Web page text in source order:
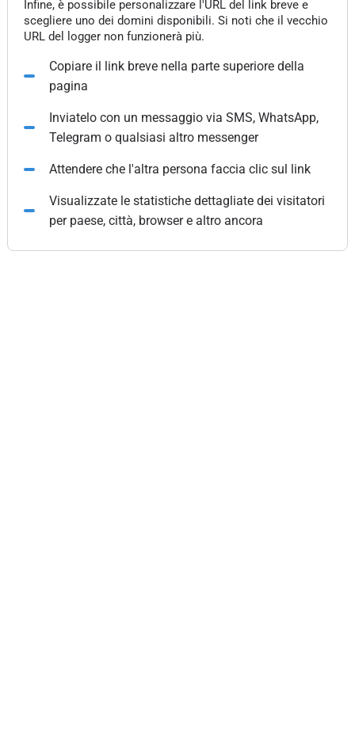
Infine, è possibile personalizzare l'URL del link breve e
scegliere uno dei domini disponibili. Si noti che il vecchio
URL del logger non funzionerà più.
Copiare il link breve nella parte superiore della
pagina
Inviatelo con un messaggio via SMS, WhatsApp,
Telegram o qualsiasi altro messenger
Attendere che l'altra persona faccia clic sul link
Visualizzate le statistiche dettagliate dei visitatori
per paese, città, browser e altro ancora